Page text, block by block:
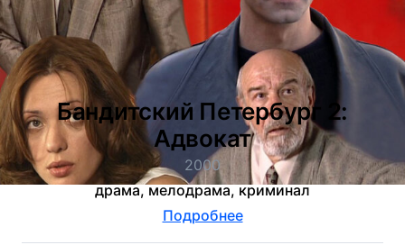
Бандитский Петербург 2:
Адвокат
2000
драма, мелодрама, криминал
Подробнее